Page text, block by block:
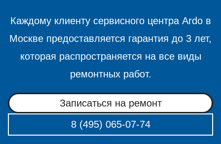
Каждому клиенту сервисного центра Ardo в
Москве предоставляется гарантия до 3 лет,
которая распространяется на все виды
ремонтных работ.
Записаться на ремонт
8 (495) 065-07-74